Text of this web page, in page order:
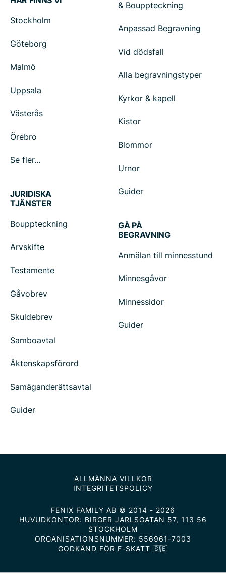
Stockholm
Göteborg
Malmö
Uppsala
Västerås
Örebro
Se fler...
& Bouppteckning
Anpassad Begravning
Vid dödsfall
Alla begravningstyper
Kyrkor & kapell
Kistor
Blommor
Urnor
Guider
JURIDISKA
TJÄNSTER
Bouppteckning
Arvskifte
Testamente
Gåvobrev
Skuldebrev
Samboavtal
Äktenskapsförord
Samäganderättsavtal
Guider
GÅ PÅ
BEGRAVNING
Anmälan till minnesstund
Minnesgåvor
Minnessidor
Guider
ALLMÄNNA VILLKOR
INTEGRITETSPOLICY
FENIX FAMILY AB © 2014 - 2026
HUVUDKONTOR: BIRGER JARLSGATAN 57, 113 56
STOCKHOLM
ORGANISATIONSNUMMER: 556961-7003
GODKÄND FÖR F-SKATT 🇸🇪